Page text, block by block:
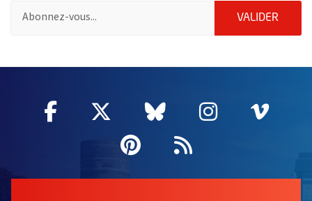
VALIDER
Facebook
, Ouvre une nouvelle fenêtre
Twitter
, Ouvre une nouvelle
Bluesky
, Ouvre une
Instagram
, Ouvre
,
Pinterest
, Ouvre une
Flux RSS